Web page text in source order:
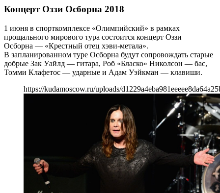
Концерт Оззи Осборна 2018
1 июня в спорткомплексе «Олимпийский» в рамках
прощального мирового тура состоится концерт Оззи
Осборна — «Крестный отец хэви-метала».
В запланированном туре Осборна будут сопровождать старые
добрые Зак Уайлд — гитара, Роб «Бласко» Николсон — бас,
Томми Клафетос — ударные и Адам Уэйкман — клавиши.
https://kudamoscow.ru/uploads/